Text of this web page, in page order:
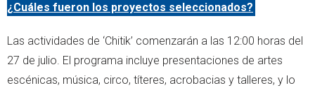
¿Cuáles fueron los proyectos seleccionados?
Las actividades de ‘Chitik’ comenzarán a las 12:00 horas del
27 de julio. El programa incluye presentaciones de artes
escénicas, música, circo, títeres, acrobacias y talleres, y lo